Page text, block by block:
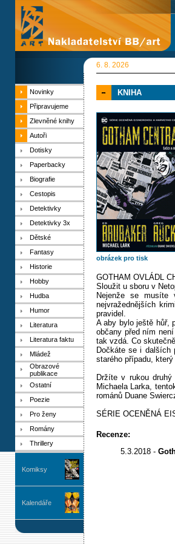
6. 8. 2026
Novinky
Připravujeme
Zlevněné knihy
Autoři
Dotisky
Paperbacky
Biografie
Cestopis
Detektivky
Detektivky 3x
Dětské
Fantasy
Historie
Hobby
Hudba
Humor
Literatura
Literatura faktu
Mládež
Obrazové
publikace
Ostatní
Poezie
Pro ženy
Romány
Thrillery
Komiksy
Kalendáře
KNIHA
obrázek pro tisk
GOTHAM OVLÁDL
Sloužit u sboru v
Nejenže se musíte
nejvražednějších
pravidel.
A aby bylo ještě hůř,
občany před ním
tak vzdá. Co
Dočkáte se i dalších
starého případu,
Držíte v rukou
Michaela Larka,
románů Duane
SÉRIE OCENĚNÁ
Recenze:
5.3.2018 -